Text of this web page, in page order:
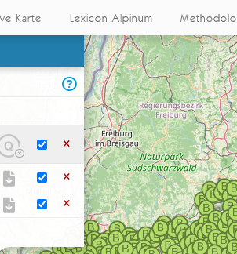
Karte Lexicon Alpinum